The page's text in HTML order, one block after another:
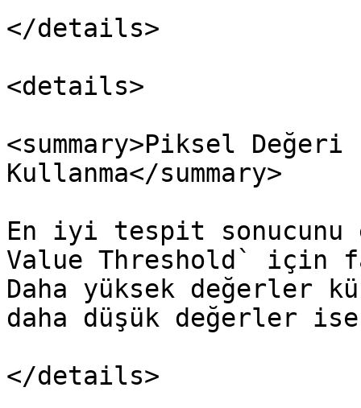
</details>
<details>
<summary>Piksel
Kullanma</summary>
En iyi tespit
Value Threshold` için
Daha yüksek değerler
daha düşük değerler
</details>